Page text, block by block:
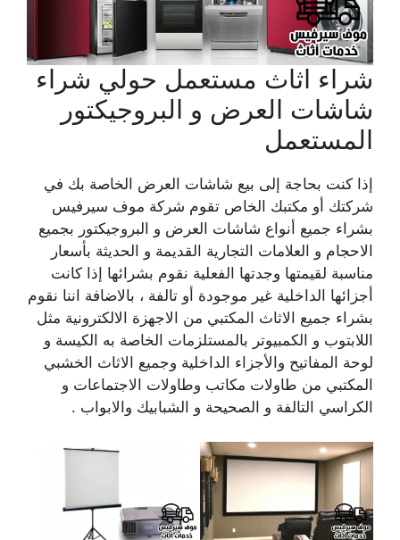
شراء اثاث مستعمل حولي شراء
شاشات العرض و البروجيكتور
المستعمل
إذا كنت بحاجة إلى بيع شاشات العرض الخاصة بك في
شركتك أو مكتبك الخاص تقوم شركة موف سيرفيس
بشراء جميع أنواع شاشات العرض و البروجيكتور بجميع
الاحجام و العلامات التجارية القديمة و الحديثة بأسعار
مناسبة لقيمتها وجدتها الفعلية نقوم بشرائها إذا كانت
أجزائها الداخلية غير موجودة أو تالفة ، بالاضافة اننا نقوم
بشراء جميع الاثاث المكتبي من الاجهزة الالكترونية مثل
اللابتوب و الكمبيوتر بالمستلزمات الخاصة به الكيسة و
لوحة المفاتيح والأجزاء الداخلية وجميع الاثاث الخشبي
المكتبي من طاولات مكاتب وطاولات الاجتماعات و
الكراسي التالفة و الصحيحة و الشبابيك والابواب .